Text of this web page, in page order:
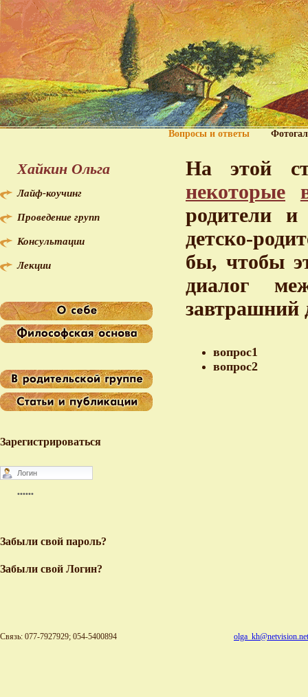
Вопросы и ответы
Хайкин Ольга
Лайф-коучинг
Проведение групп
Консультации
Лекции
Зарегистрироваться
Забыли свой пароль?
Забыли свой Логин?
На этой
некоторые
родители
детско-
бы, чтобы
диалог
завтрашний
вопрос1
вопрос2
Связь: 077-7927929; 054-5400894